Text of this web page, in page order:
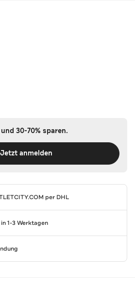
30-70% sparen.
Jetzt anmelden
per DHL
1-3 Werktagen